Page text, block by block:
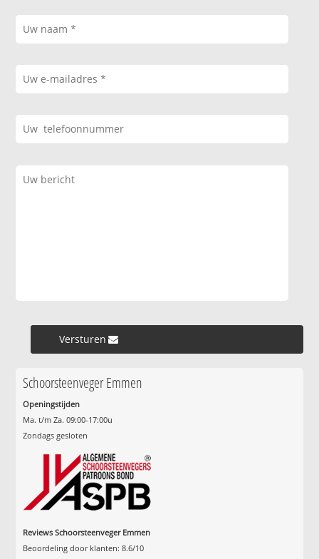
Versturen »
Schoorsteenveger Emmen
Openingstijden
Ma. t/m Za. 09:00-17:00u
Zondags gesloten
Reviews Schoorsteenveger Emmen
Beoordeling door klanten:8.6/10